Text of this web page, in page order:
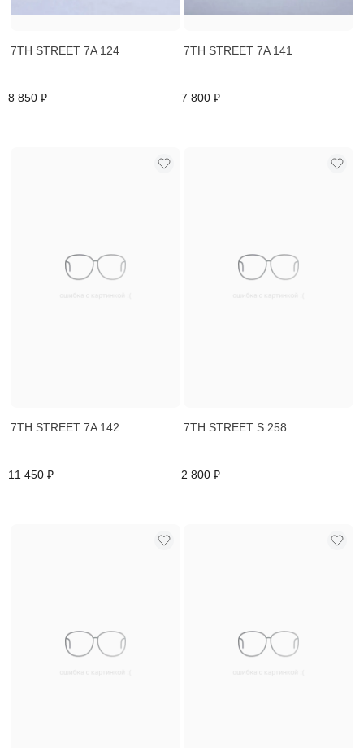
7TH STREET 7A 124
8 850 ₽
7TH STREET 7A 141
7 800 ₽
7TH STREET 7A 142
11 450 ₽
7TH STREET S 258
2 800 ₽